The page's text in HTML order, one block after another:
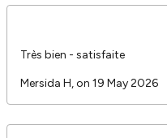
Très bien - satisfaite
Mersida H, on 19 May 2026